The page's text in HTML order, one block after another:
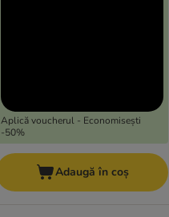
Aplică voucherul - Economisești
-50%
Adaugă în coș